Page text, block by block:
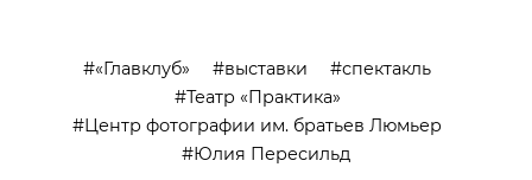
«Главклуб» выставки
спектакль
Театр «Практика»
Центр фотографии им. братьев Люмьер
Юлия Пересильд